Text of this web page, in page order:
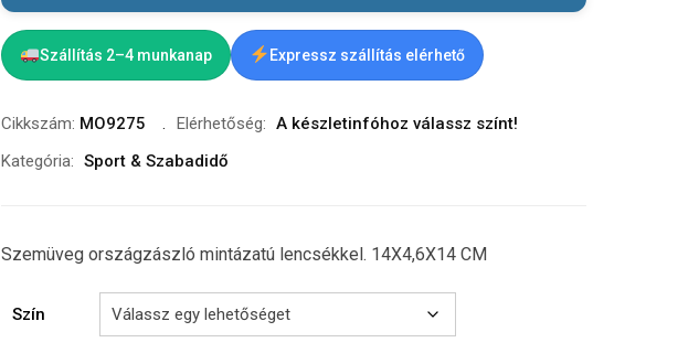
Szállítás 2–4 munkanap Expressz szállítás elérhető
Cikkszám: MO9275 Elérhetőség: A készletinfóhoz válassz színt!
Kategória: Sport & Szabadidő
Szemüveg országzászló mintázatú lencsékkel. 14X4,6X14 CM
Szín